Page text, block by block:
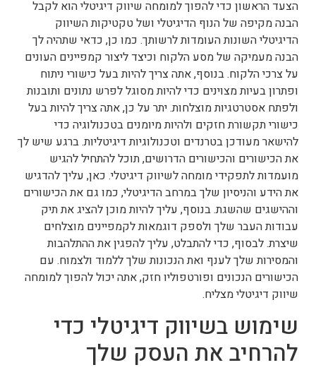
הצעד הראשון כדי להפוך למומחה שיווק דיגיטלי הוא לקבל
הבנה מקיפה של הנוף הדיגיטלי ושל טקטיקות השיווק
הדיגיטלי השונות העומדות לרשותך. כמו כן, כדאי שתהיה לך
הבנה מעמיקה של מסע הלקוח וכיצד ליצור קמפיינים העונים
על צרכי הלקוח. בנוסף, אתה צריך להיות בעל כישורי ניתוח
ופתרון בעיות מצוינים כדי להיות מסוגל לפרש נתונים ותובנות
ולפתח אסטרטגיות מוצלחות. יתר על כן, אתה צריך להיות בעל
כישורי תקשורת חזקים ולהיות מיומנים בטכנולוגיה כדי
להישאר מעודכן בטרנדים וטכנולוגיות דיגיטליות. ברגע שיש לך
את הכישורים והכישורים הדרושים, תוכל להתחיל להגיש
מועמדות לתפקידי מומחה לשיווק דיגיטלי. כאן, עליך להדגיש
את הידע והניסיון שלך במרחב הדיגיטלי, כמו גם את הכישורים
וההישגים שהשגת. בנוסף, עליך להיות מוכן להציג את תיק
עבודות העבר שלך ולספק דוגמאות לקמפיינים מוצלחים
שיצרת. לבסוף, כדי להתבלט, עליך להפגין את ההתלהבות
והמסירות שלך לענף ואת הנכונות שלך ללמוד ולצמוח. עם
הכישורים הנכונים ופורטפוליו חזק, אתה יכול להפוך למומחה
שיווק דיגיטלי מצליח.
שימוש בשיווק דיגיטלי כדי
להרחיב את העסק שלך